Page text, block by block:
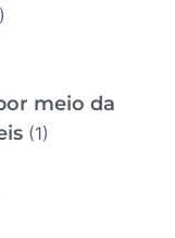
meio da
(1)